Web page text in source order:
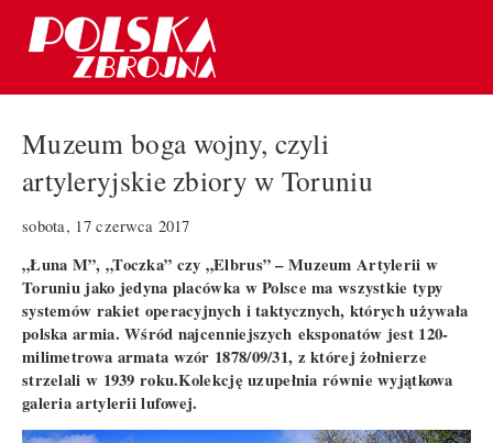
Muzeum boga wojny, czyli
artyleryjskie zbiory w Toruniu
sobota, 17 czerwca 2017
„Łuna M”, „Toczka” czy „Elbrus” – Muzeum Artylerii w
Toruniu jako jedyna placówka w Polsce ma wszystkie typy
systemów rakiet operacyjnych i taktycznych, których używała
polska armia. Wśród najcenniejszych eksponatów jest 120-
milimetrowa armata wzór 1878/09/31, z której żołnierze
strzelali w 1939 roku.Kolekcję uzupełnia równie wyjątkowa
galeria artylerii lufowej.